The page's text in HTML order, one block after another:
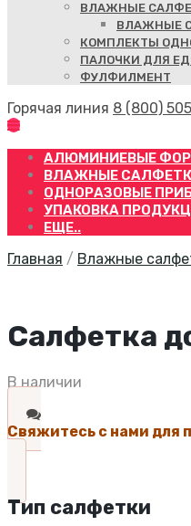
ВЛАЖНЫЕ
ВЛАЖНЫЕ
КОМПЛЕКТЫ
ПАЛОЧКИ ДЛЯ
ФУЛФИЛМЕНТ
Горячая линия 8 (800)
АЛЮМИНИЕВЫЕ
ВЛАЖНЫЕ
ОДНОРАЗОВЫЕ
УПАКОВКА
ЕЩЕ..
Главная / Влажные
Салфетка
В наличии
Свяжитесь с нами для
Тип салфетки